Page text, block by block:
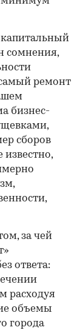
капитальный
сомнения,
ремонт
бизнес-
сборов
за чей
ответа:
расходуя
объемы
города